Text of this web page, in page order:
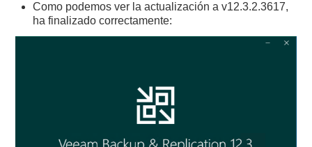
Como podemos ver la actualización a v12.3.2.3617,
ha finalizado correctamente: